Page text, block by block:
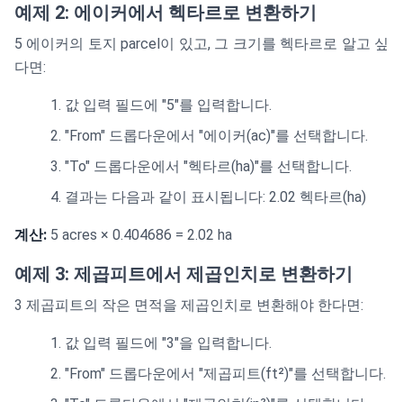
예제 2: 에이커에서 헥타르로 변환하기
5 에이커의 토지 parcel이 있고, 그 크기를 헥타르로 알고 싶
다면:
값 입력 필드에 "5"를 입력합니다.
"From" 드롭다운에서 "에이커(ac)"를 선택합니다.
"To" 드롭다운에서 "헥타르(ha)"를 선택합니다.
결과는 다음과 같이 표시됩니다: 2.02 헥타르(ha)
계산: 5 acres × 0.404686 = 2.02 ha
예제 3: 제곱피트에서 제곱인치로 변환하기
3 제곱피트의 작은 면적을 제곱인치로 변환해야 한다면:
값 입력 필드에 "3"을 입력합니다.
"From" 드롭다운에서 "제곱피트(ft²)"를 선택합니다.